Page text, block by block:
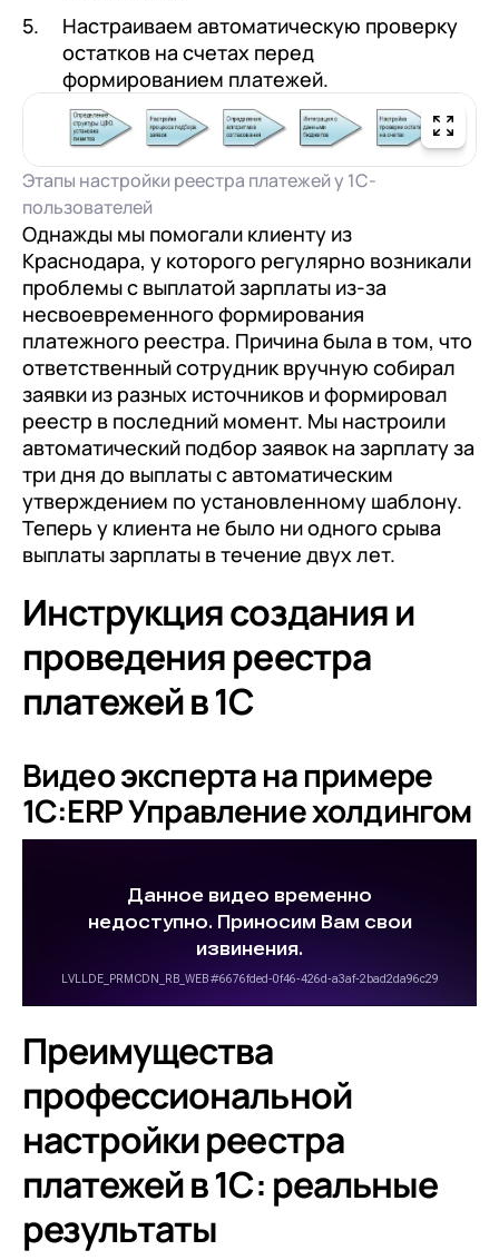
Настраиваем автоматическую проверку
остатков на счетах перед
формированием платежей.
Этапы настройки реестра платежей у 1С-
пользователей
Однажды мы помогали клиенту из
Краснодара, у которого регулярно возникали
проблемы с выплатой зарплаты из-за
несвоевременного формирования
платежного реестра. Причина была в том, что
ответственный сотрудник вручную собирал
заявки из разных источников и формировал
реестр в последний момент. Мы настроили
автоматический подбор заявок на зарплату за
три дня до выплаты с автоматическим
утверждением по установленному шаблону.
Теперь у клиента не было ни одного срыва
выплаты зарплаты в течение двух лет.
Инструкция создания и
проведения реестра
платежей в 1С
Видео эксперта на примере
1С:ERP Управление холдингом
Преимущества
профессиональной
настройки реестра
платежей в 1С: реальные
результаты